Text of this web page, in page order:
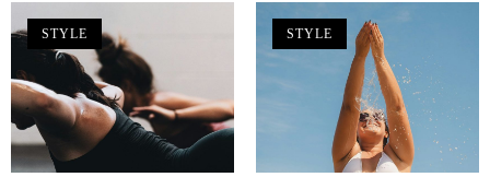
STYLE STYLE